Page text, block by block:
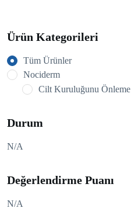
Ürün Kategorileri
Tüm Ürünler
Nociderm
Cilt Kuruluğunu Önleme
Durum
N/A
Değerlendirme Puanı
N/A